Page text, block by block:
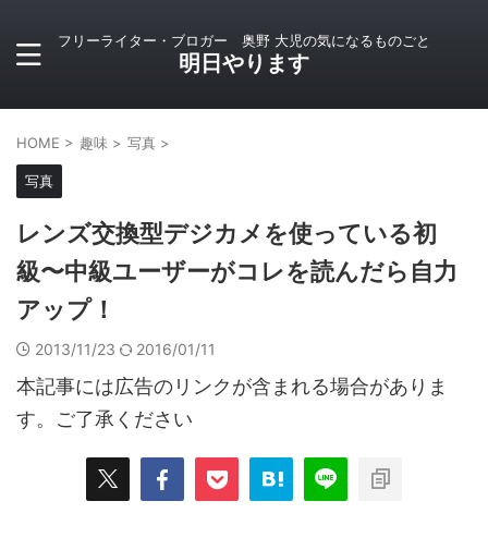
フリーライター・ブロガー 奥野 大児の気になるものごと
明日やります
HOME > 趣味 > 写真 >
写真
レンズ交換型デジカメを使っている初
級〜中級ユーザーがコレを読んだら自力
アップ！
2013/11/23 2016/01/11
本記事には広告のリンクが含まれる場合がありま
す。ご了承ください